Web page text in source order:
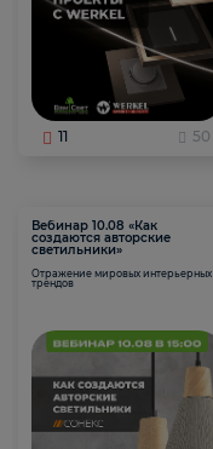
11 50
Вебинар 10.08 «Как
создаются авторские
светильники»
Отражение мировых интерьерных
трендов